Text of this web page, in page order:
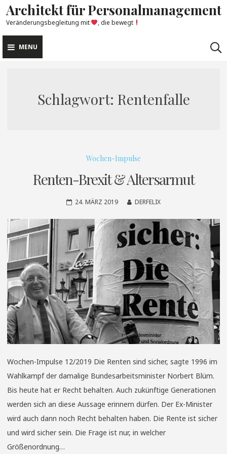
Skip
to
content
Architekt für Personalmanagement
Veränderungsbegleitung mit , die bewegt
MENU
Schlagwort: Rentenfalle
Wochen-Impulse
Renten-Brexit & Altersarmut
24. MÄRZ 2019 DERFELIX
Wochen-Impulse 12/2019 Die Renten sind sicher, sagte 1996 im
Wahlkampf der damalige Bundesarbeitsminister Norbert Blüm.
Bis heute hat er Recht behalten. Auch zukünftige Generationen
werden sich an diese Aussage erinnern dürfen. Der Ex-Minister
wird auch dann noch Recht behalten haben. Die Rente ist sicher
und wird sicher sein. Die Frage ist nur, in welcher
Größenordnung…